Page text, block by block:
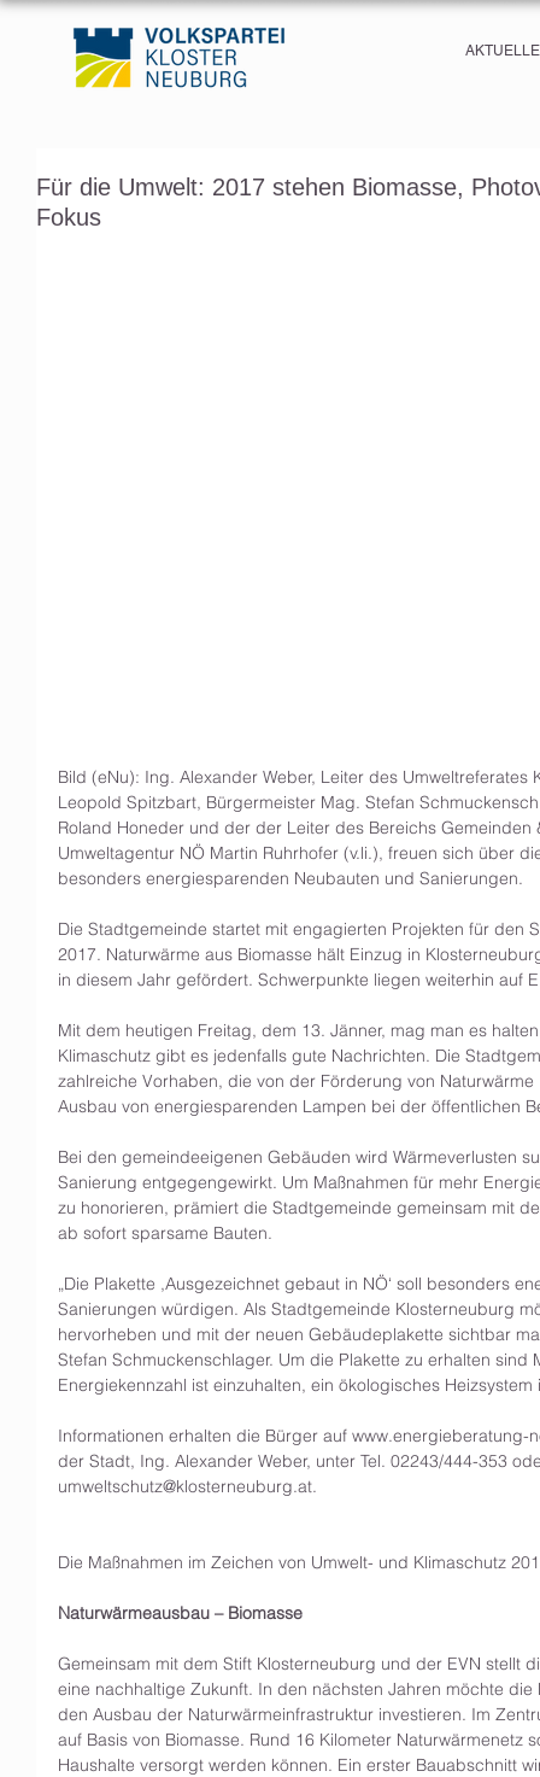
Für die Umwelt: 2017 stehen Biomasse,
Fokus
Bild (eNu): Ing. Alexander Weber, Leiter des
Leopold Spitzbart, Bürgermeister Mag. Stefan
Roland Honeder und der der Leiter des Bereichs
Umweltagentur NÖ Martin Ruhrhofer (v.li.), freuen sich über
besonders energiesparenden Neubauten und Sanierungen.
Die Stadtgemeinde startet mit engagierten Projekten für den
2017. Naturwärme aus Biomasse hält Einzug in
in diesem Jahr gefördert. Schwerpunkte liegen weiterhin auf
Mit dem heutigen Freitag, dem 13. Jänner, mag man es
Klimaschutz gibt es jedenfalls gute Nachrichten. Die
zahlreiche Vorhaben, die von der Förderung von
Ausbau von energiesparenden Lampen bei der öffentlichen
Bei den gemeindeeigenen Gebäuden wird Wärmeverlusten
Sanierung entgegengewirkt. Um Maßnahmen für mehr
zu honorieren, prämiert die Stadtgemeinde gemeinsam mit
ab sofort sparsame Bauten.
„Die Plakette ,Ausgezeichnet gebaut in NÖ‘ soll besonders
Sanierungen würdigen. Als Stadtgemeinde Klosterneuburg
hervorheben und mit der neuen Gebäudeplakette sichtbar
Stefan Schmuckenschlager. Um die Plakette zu erhalten
Energiekennzahl ist einzuhalten, ein ökologisches
Informationen erhalten die Bürger auf
der Stadt, Ing. Alexander Weber, unter Tel. 02243/444-353
umweltschutz@klosterneuburg.at.
Die Maßnahmen im Zeichen von Umwelt- und Klimaschutz
Naturwärmeausbau – Biomasse
Gemeinsam mit dem Stift Klosterneuburg und der EVN stellt
eine nachhaltige Zukunft. In den nächsten Jahren möchte
den Ausbau der Naturwärmeinfrastruktur investieren. Im
auf Basis von Biomasse. Rund 16 Kilometer Naturwärmenetz
Haushalte versorgt werden können. Ein erster Bauabschnitt